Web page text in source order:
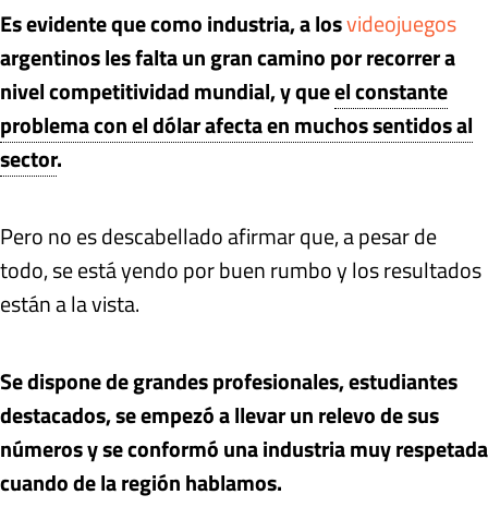
Es evidente que como industria, a losvideojuegos
argentinos les falta un gran camino por recorrer a
nivel competitividad mundial, y queel constante
problema con el dólar afecta en muchos sentidos al
sector.
Pero no es descabellado afirmar que, a pesar de
todo, se está yendo por buen rumbo y los resultados
están a la vista.
Se dispone de grandes profesionales, estudiantes
destacados, se empezó a llevar un relevo de sus
números y se conformó una industria muy respetada
cuando de la región hablamos.